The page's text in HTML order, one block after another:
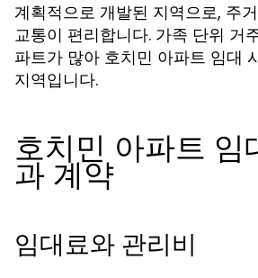
계획적으로 개발된 지역으로, 주
교통이 편리합니다. 가족 단위 거
파트가 많아 호치민 아파트 임대
지역입니다.
호치민 아파트 임
과 계약
임대료와 관리비